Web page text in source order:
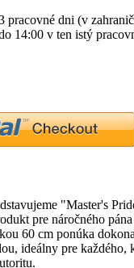
pracovné dni (v
14:00 v ten istý
"Master's
pre náročného
60 cm ponúka
ideálny pre každého,